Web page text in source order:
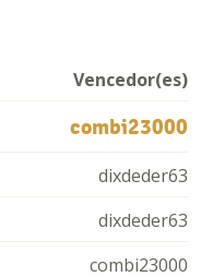
Vencedor(es)
combi23000
dixdeder63
dixdeder63
combi23000